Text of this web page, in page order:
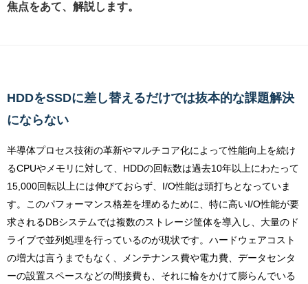
焦点をあて、解説します。
HDDをSSDに差し替えるだけでは抜本的な課題解決
にならない
半導体プロセス技術の革新やマルチコア化によって性能向上を続け
るCPUやメモリに対して、HDDの回転数は過去10年以上にわたって
15,000回転以上には伸びておらず、I/O性能は頭打ちとなっていま
す。このパフォーマンス格差を埋めるために、特に高いI/O性能が要
求されるDBシステムでは複数のストレージ筐体を導入し、大量のド
ライブで並列処理を行っているのが現状です。ハードウェアコスト
の増大は言うまでもなく、メンテナンス費や電力費、データセンタ
ーの設置スペースなどの間接費も、それに輪をかけて膨らんでいる